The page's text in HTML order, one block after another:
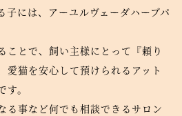
子には、アーユルヴェーダハーブパ
ことで、飼い主様にとって『頼り
愛猫を安心して預けられるアット
。
る事など何でも相談できるサロン